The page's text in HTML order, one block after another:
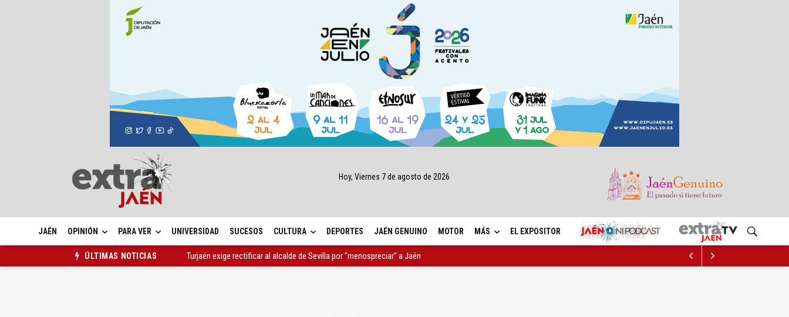
Hoy, Viernes 7 de agosto de 2026
JAÉN OPINIÓN PARA VER UNIVERSIDAD SUCESOS CULTURA DEPORTES JAÉN GENUINO MOTOR MÁS EL EXPOSITOR
ÚLTIMAS NOTICIAS
Turjaén exige rectificar al alcalde de Sevilla por "menospreciar" a Jaén